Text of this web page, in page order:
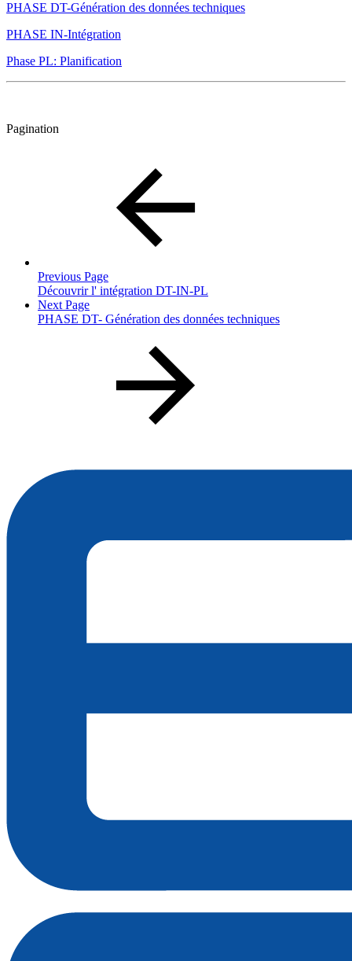
PHASE DT-Génération des données techniques
PHASE IN-Intégration
Phase PL: Planification
Pagination
Previous Page
Découvrir l' intégration DT-IN-PL
Next Page
PHASE DT- Génération des données techniques